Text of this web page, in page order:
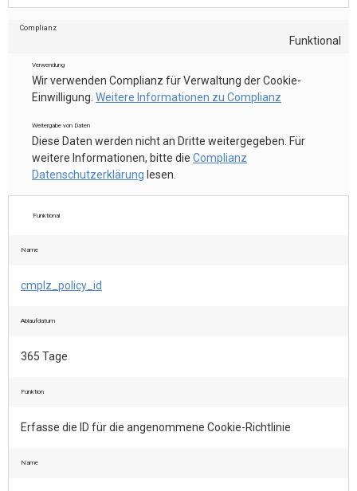
Complianz
Funktional
Verwendung
Wir verwenden Complianz für Verwaltung der Cookie-
Einwilligung. Weitere Informationen zu Complianz
Weitergabe von Daten
Diese Daten werden nicht an Dritte weitergegeben. Für
weitere Informationen, bitte die Complianz
Datenschutzerklärung lesen.
Funktional
Name
cmplz_policy_id
Ablaufdatum
365 Tage
Funktion
Erfasse die ID für die angenommene Cookie-Richtlinie
Name